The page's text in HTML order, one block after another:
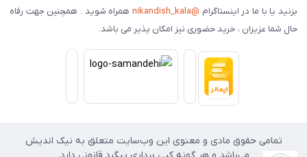
بزنید یا با ما در اینستاگرام @nikandish_kala
همراه شوید . همچنین جهت رفاه
حال شما عزیزان ، خرید حضوری نیز امکان پذیر می باشد.
تمامی حقوق مادی و معنوی این وب‌سایت متعلق به نیک اندیش